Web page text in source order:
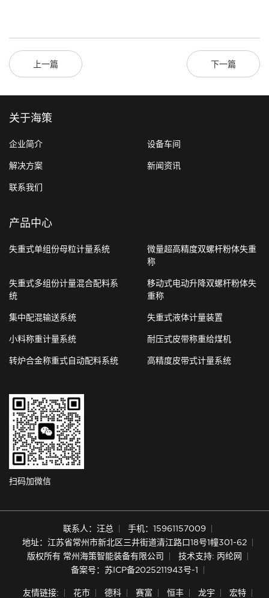
上一篇 下一篇
关于海策
企业简介 设备车间
解决方案 新闻资讯
联系我们
产品中心
失重式单组份母粒计量系统
微量超高精度双螺杆粉体失重
称
失重式多组份计量混合配料系
统
移动式电动升降双螺杆粉体失
重称
集中配混输送系统 失重式液体计量装置
小料称重计量系统 耐压式皮带称重给煤机
转炉合金称重式自动配料系统 高精度皮带式计量系统
扫码加微信
联系人：汪总
手机：15961157009
地址：江苏省常州市新北区三井街道清江路口18号1幢301-62
版权所有 常州海策智能装备有限公司
技术支持: 丙纶网
备案号：苏ICP备2025211943号-1
友情链接: 花市 德科 赛富 恒丰 龙宇 宏特